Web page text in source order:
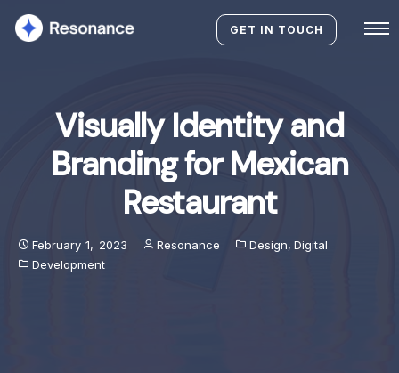
GET IN TOUCH
Visually Identity and
Branding for Mexican
Restaurant
February 1, 2023 Resonance Design, Digital
Development